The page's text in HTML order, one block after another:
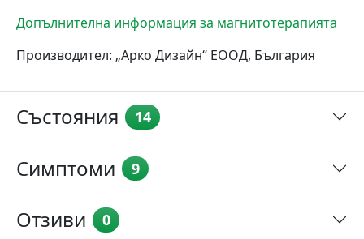
Допълнителна информация за магнитотерапията
Производител: „Арко Дизайн“ ЕООД, България
Състояния 14
Симптоми 9
Отзиви 0